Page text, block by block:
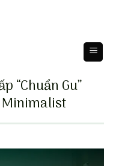
“Chuẩn Gu”
Minimalist